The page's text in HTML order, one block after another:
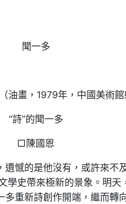
聞一多
畫，1979年，中國美術
“詩”的聞一多
□陳國恩
遺憾的是他沒有，或許來不
史帶來極新的景象。明天
多重新詩創作開端，繼而轉